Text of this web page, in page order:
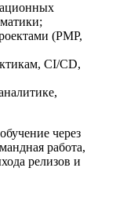
(PMP,
CI/CD,
через
работа,
релизов и